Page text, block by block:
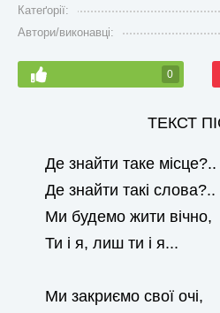
Катеґорії:
Автори/виконавці:
0
ТЕКСТ
Де знайти таке місце?..
Де знайти такі слова?..
Ми будемо жити вічно,
Ти і я, лиш ти і я...
Ми закриємо свої очі,